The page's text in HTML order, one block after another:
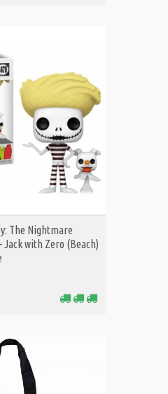
The Nightmare
Jack with Zero (Beach)